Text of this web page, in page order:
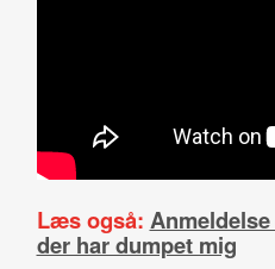
Læs også:
der har dumpet mig